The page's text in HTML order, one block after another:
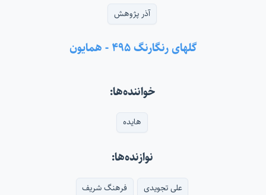
آذر پژوهش
گلهای رنگارنگ ۴۹۵ - همایون
خواننده‌ها:
هایده
نوازنده‌ها:
علی تجویدی فرهنگ شریف